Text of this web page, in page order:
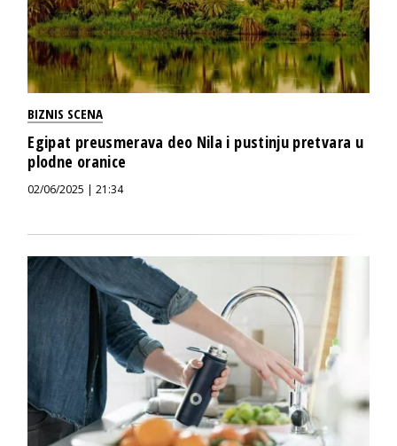
BIZNIS SCENA
Egipat preusmerava deo Nila i pustinju pretvara u
plodne oranice
02/06/2025 | 21:34